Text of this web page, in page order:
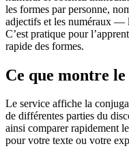
les formes par personne,
adjectifs et les numéraux —
C’est pratique pour
rapide des formes.
Ce que montre
Le service affiche la
de différentes parties du
ainsi comparer rapidement
pour votre texte ou votre